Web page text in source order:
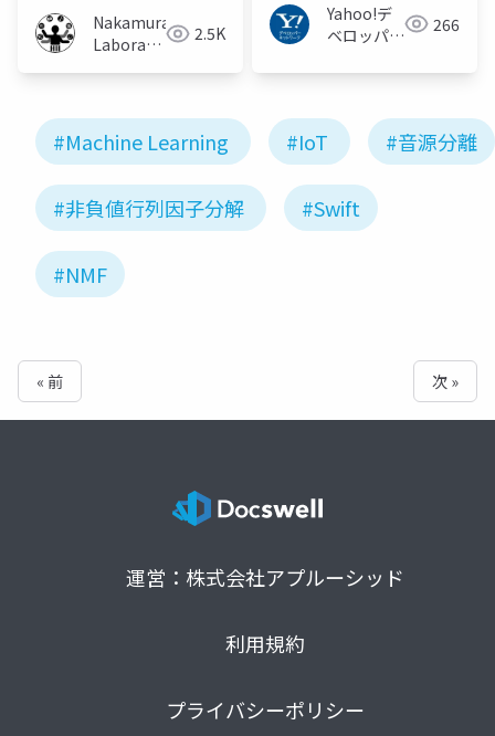
Nakamura
Laboratory
2.5K
Yahoo!デ
ベロッパー
ク
266
#Machine Learning #IoT #音源分離
#非負値行列因子分解 #Swift
#NMF
« 前 次 »
運営：株式会社アプルーシッド
利用規約
プライバシーポリシー